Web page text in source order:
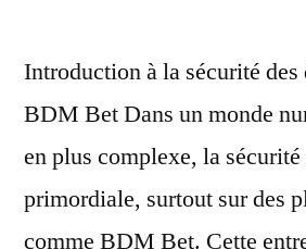
Introduction à la sécurité des
BDM Bet Dans un monde
en plus complexe, la sécurité
primordiale, surtout sur des
comme BDM Bet. Cette